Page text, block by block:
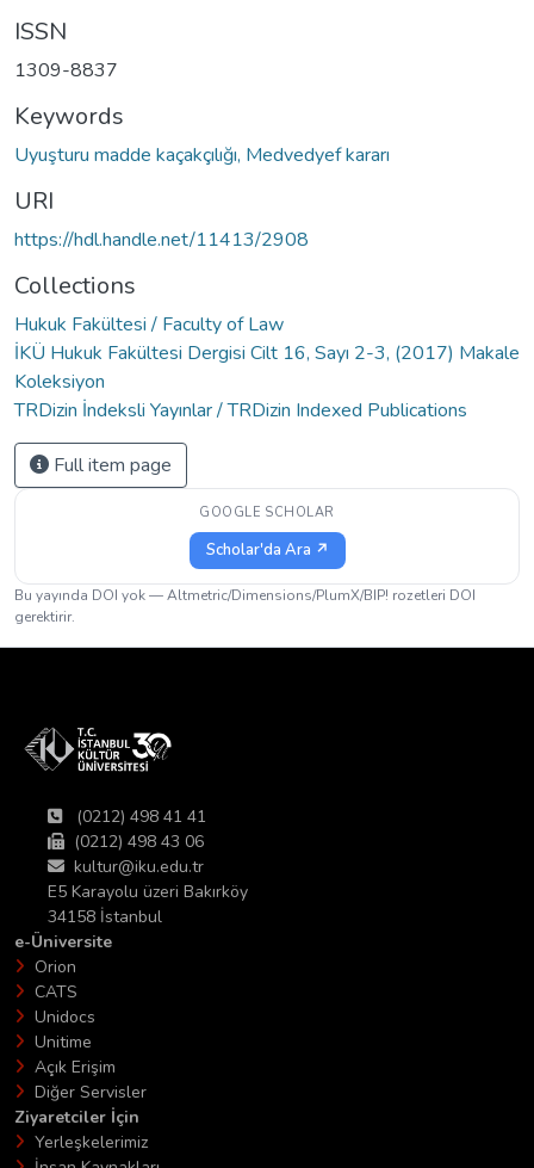
ISSN
1309-8837
Keywords
Uyuşturu madde kaçakçılığı, Medvedyef kararı
URI
https://hdl.handle.net/11413/2908
Collections
Hukuk Fakültesi / Faculty of Law
İKÜ Hukuk Fakültesi Dergisi Cilt 16, Sayı 2-3, (2017) Makale
Koleksiyon
TRDizin İndeksli Yayınlar / TRDizin Indexed Publications
Full item page
GOOGLE SCHOLAR
Scholar'da Ara ↗
Bu yayında DOI yok — Altmetric/Dimensions/PlumX/BIP! rozetleri DOI
gerektirir.
(0212) 498 41 41
(0212) 498 43 06
kultur@iku.edu.tr
E5 Karayolu üzeri Bakırköy
34158 İstanbul
e-Üniversite
Orion
CATS
Unidocs
Unitime
Açık Erişim
Diğer Servisler
Ziyaretciler İçin
Yerleşkelerimiz